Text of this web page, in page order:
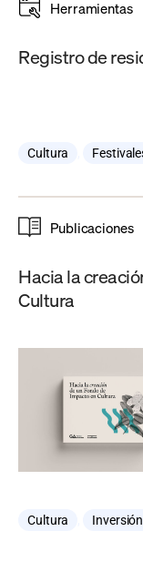
Herramientas
Registro de
Cultura
Publicaciones
Hacia la
Cultura
Cultura